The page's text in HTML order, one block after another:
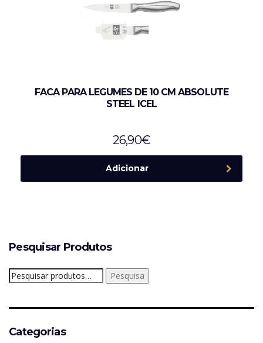
FACA PARA LEGUMES DE 10 CM ABSOLUTE
STEEL ICEL
26,90€
Adicionar
Pesquisar Produtos
Pesquisar
por:
Pesquisa
Categorias